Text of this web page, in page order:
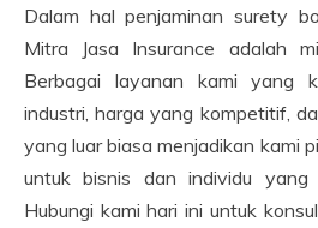
Dalam hal penjaminan surety
Mitra Jasa Insurance adalah
Berbagai layanan kami yang
industri, harga yang kompetitif,
yang luar biasa menjadikan kami
untuk bisnis dan individu yang
Hubungi kami hari ini untuk